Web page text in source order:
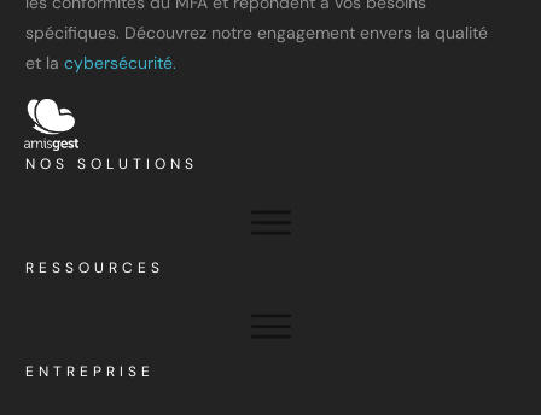
spécifiques. Découvrez notre engagement envers la qualité
et la cybersécurité.
NOS SOLUTIONS
RESSOURCES
ENTREPRISE